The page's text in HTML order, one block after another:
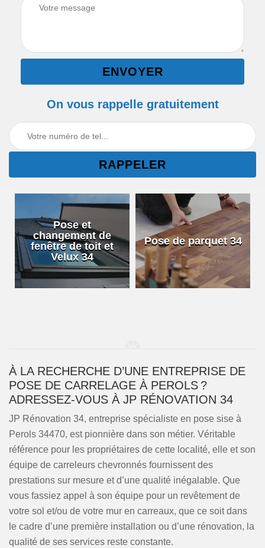
On vous rappelle gratuitement
Pose et
changement de
fenêtre de toit et
Velux 34
Pose de parquet 34
À LA RECHERCHE D’UNE ENTREPRISE DE
POSE DE CARRELAGE À PEROLS ?
ADRESSEZ-VOUS À JP RÉNOVATION 34
JP Rénovation 34, entreprise spécialiste en pose sise à
Perols 34470, est pionnière dans son métier. Véritable
référence pour les propriétaires de cette localité, elle et son
équipe de carreleurs chevronnés fournissent des
prestations sur mesure et d’une qualité inégalable. Que
vous fassiez appel à son équipe pour un revêtement de
votre sol et/ou de votre mur en carreaux, que ce soit dans
le cadre d’une première installation ou d’une rénovation, la
qualité de ses services reste constante.